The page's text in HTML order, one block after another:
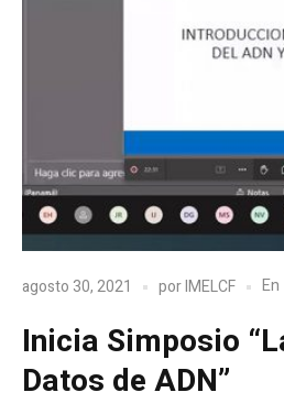
agosto 30, 2021 porIMELCF En
Inicia Simposio
Datos de ADN”